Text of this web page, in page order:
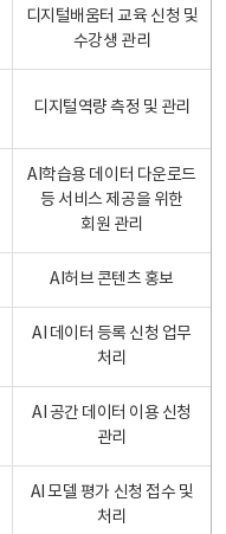
디지털배움터 교육 신청 및
수강생 관리
디지털역량 측정 및 관리
AI학습용 데이터 다운로드
등 서비스 제공을 위한
회원 관리
AI허브 콘텐츠 홍보
AI 데이터 등록 신청 업무
처리
AI 공간 데이터 이용 신청
관리
AI 모델 평가 신청 접수 및
처리